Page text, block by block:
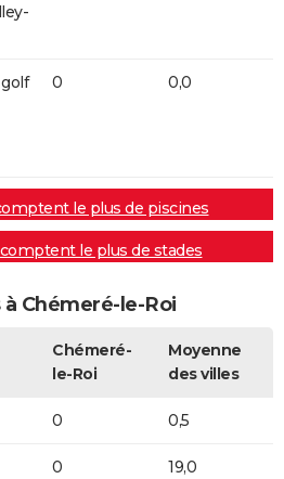
0 0,0
le plus de piscines
le plus de stades
Chémeré-le-Roi
Chémeré-
le-Roi
Moyenne
des villes
0 0,5
0 19,0